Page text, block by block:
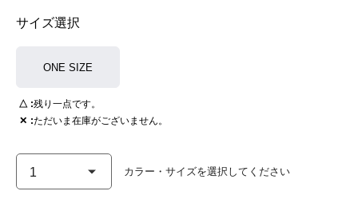
サイズ選択
ONE SIZE
△ 残り一点です。
✕
ただいま在庫がございません。